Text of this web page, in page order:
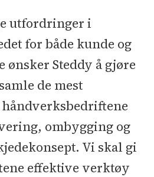
utfordringer i
for både kunde og
ønsker Steddy å gjøre
de mest
ombygging og
Vi skal gi
effektive verktøy